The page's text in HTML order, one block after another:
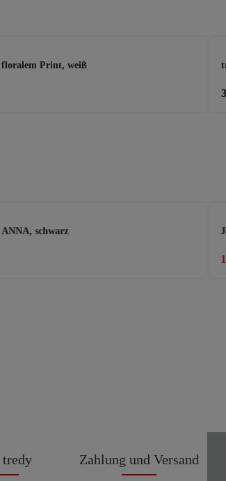
floralem Print, weiß
ANNA, schwarz
tredy Zahlung und Versand